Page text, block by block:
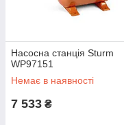
Насосна станція Sturm
WP97151
Немає в наявності
7 533 ₴